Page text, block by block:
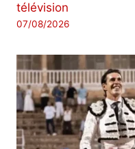
télévision
07/08/2026